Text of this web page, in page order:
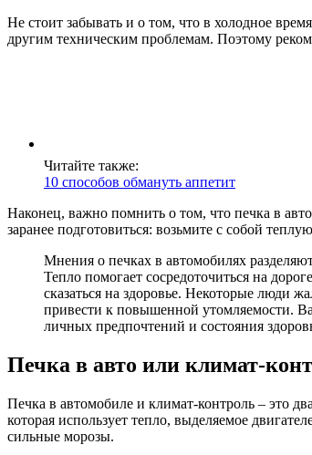
Не стоит забывать и о том, что в холодное
другим техническим проблемам. Поэтому
Читайте также:
10 способов обмануть аппетит
Наконец, важно помнить о том, что печка в
заранее подготовиться: возьмите с собой
Мнения о печках в автомобилях
Тепло помогает сосредоточиться на
сказаться на здоровье. Некоторые люди
привести к повышенной утомляемости.
личных предпочтений и состояния
Печка в авто или климат-
Печка в автомобиле и климат-контроль – это
которая использует тепло, выделяемое
сильные морозы.